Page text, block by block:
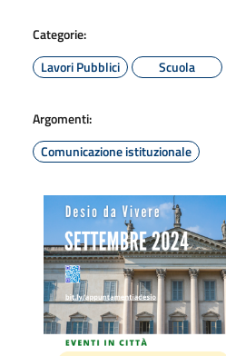
Categorie:
Lavori Pubblici
Scuola
Argomenti:
Comunicazione istituzionale